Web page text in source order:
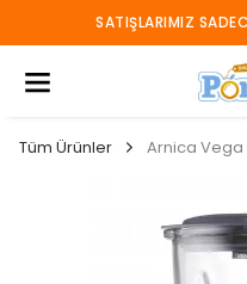
SATIŞLARIMIZ
Tüm Ürünler Arnica